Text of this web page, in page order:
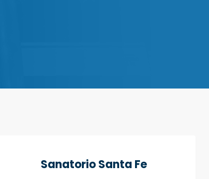
Sanatorio Santa Fe